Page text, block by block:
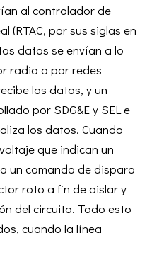
al controlador de
(RTAC, por sus siglas en
datos se envían a lo
radio o por redes
los datos, y un
por SDG&E y SEL e
los datos. Cuando
que indican un
un comando de disparo
roto a fin de aislar y
del circuito. Todo esto
cuando la línea